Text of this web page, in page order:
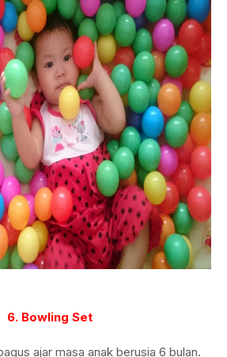
6. Bowling Set
ajar masa anak berusia 6 bulan.